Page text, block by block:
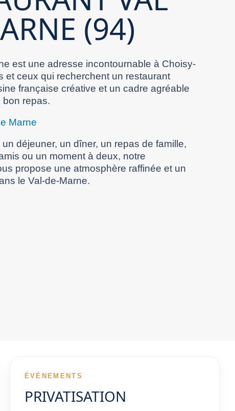
(94)
est une adresse incontournable à Choisy-
et ceux qui recherchent un restaurant
française créative et un cadre agréable
bon repas.
Marne
déjeuner, un dîner, un repas de famille,
ou un moment à deux, notre
propose une atmosphère raffinée et un
le Val-de-Marne.
ÉVÉNEMENTS
PRIVATISATION